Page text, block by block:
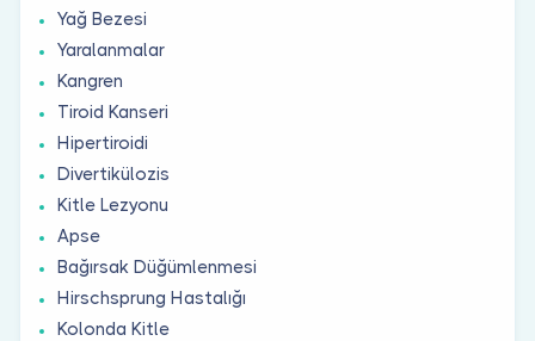
Yağ Bezesi
Yaralanmalar
Kangren
Tiroid Kanseri
Hipertiroidi
Divertikülozis
Kitle Lezyonu
Apse
Bağırsak Düğümlenmesi
Hirschsprung Hastalığı
Kolonda Kitle